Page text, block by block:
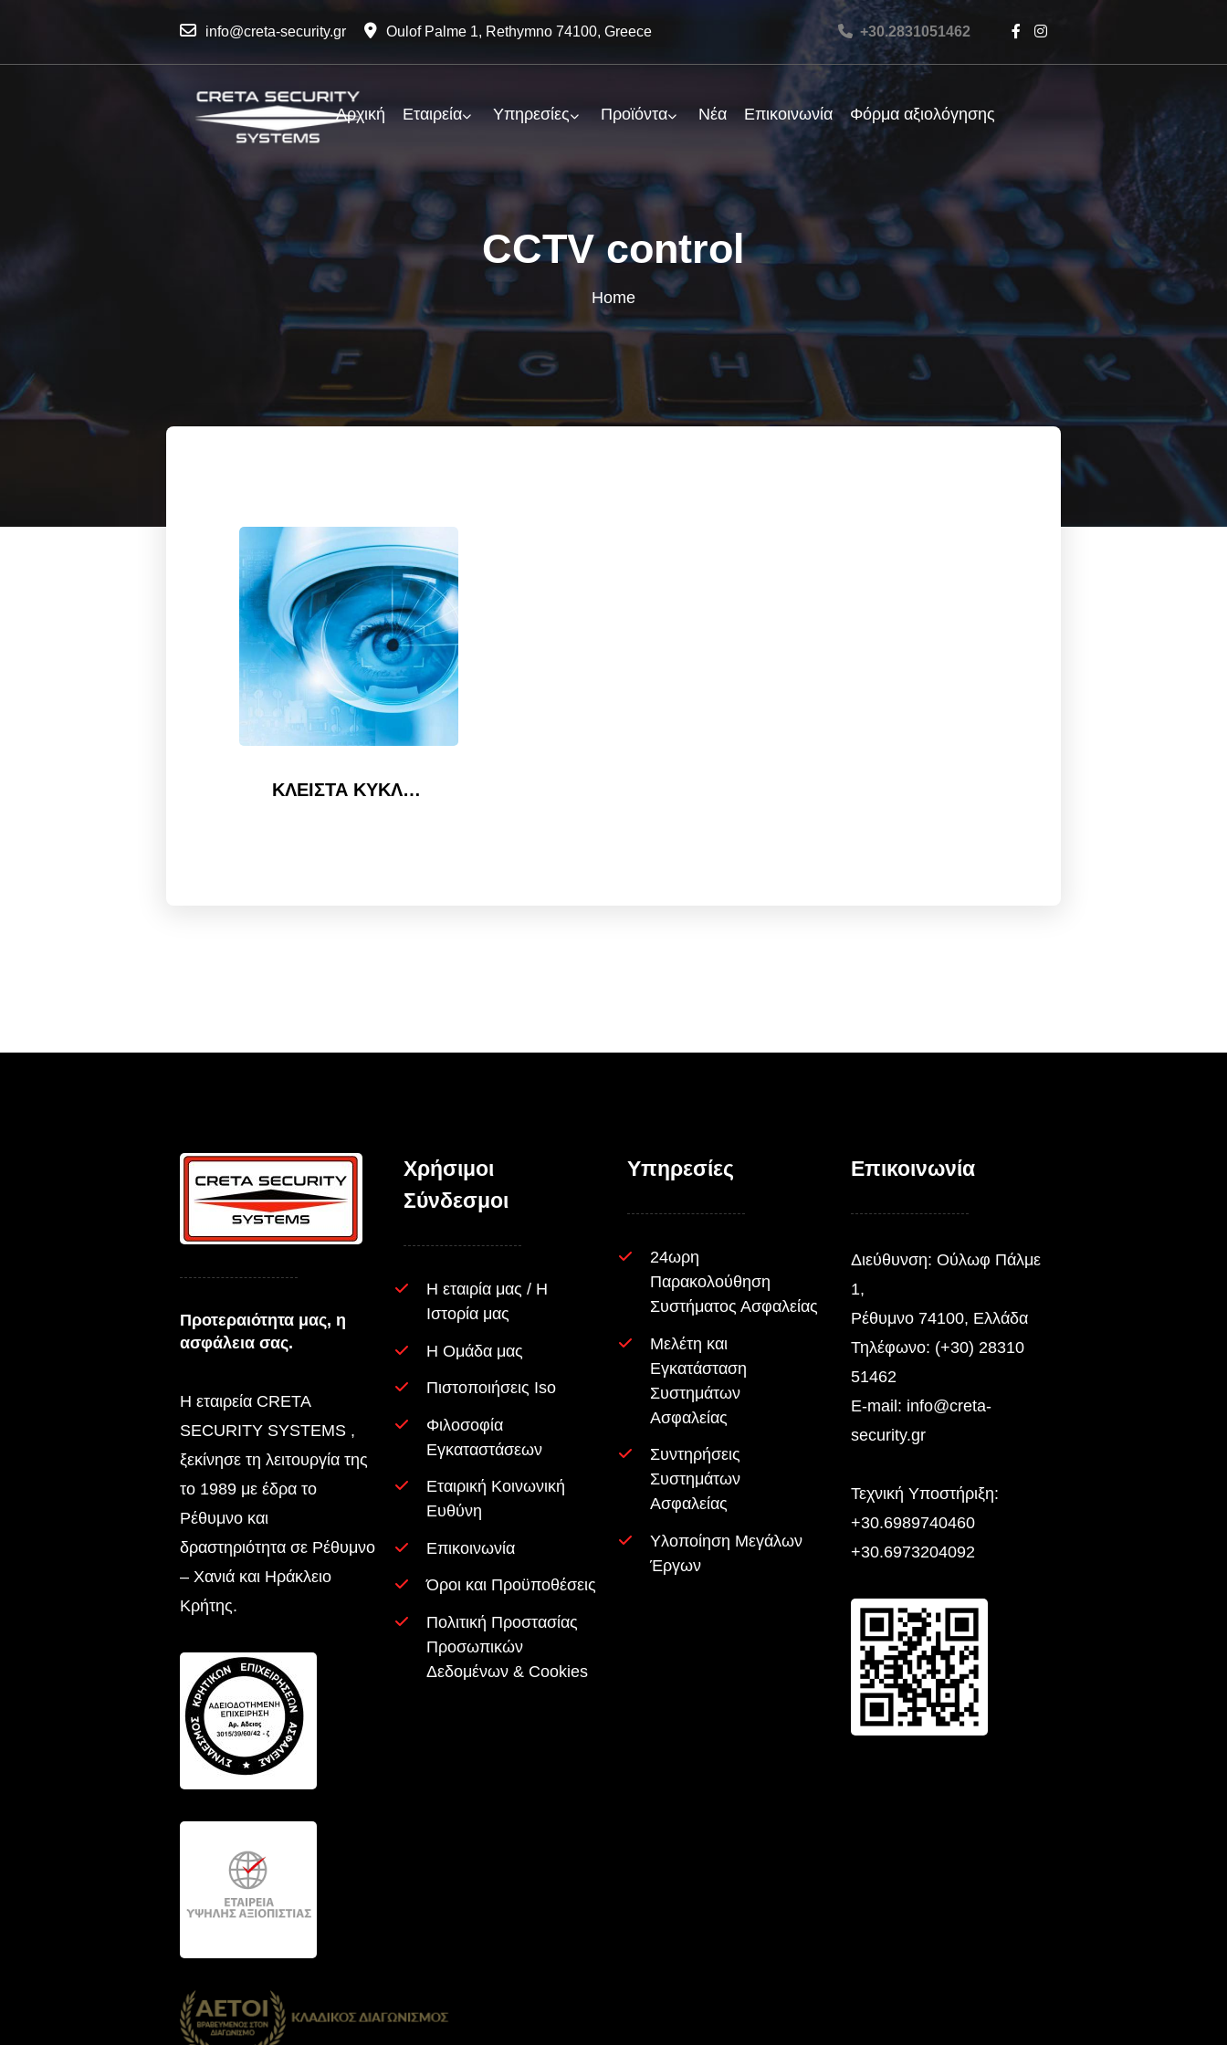
info@creta-security.gr Oulof Palme 1, Rethymno 74100, Greece +30.2831051462
Αρχική Εταιρεία Υπηρεσίες Προϊόντα Νέα Επικοινωνία Φόρμα αξιολόγησης
CCTV control
Home
ΚΛΕΙΣΤΑ ΚΥΚΛΩΜΑΤΑ ΠΑΡΑΚΟΛΟΥΘΗΣΗΣ – ΜΕΤΑΦΟΡΑ ΕΙΚΟΝΑΣ.
Προτεραιότητα μας, η
ασφάλεια σας.
Η εταιρεία CRETA
SECURITY SYSTEMS ,
ξεκίνησε τη λειτουργία της
το 1989 με έδρα το
Ρέθυμνο και
δραστηριότητα σε Ρέθυμνο
– Χανιά και Ηράκλειο
Κρήτης.
Χρήσιμοι
Σύνδεσμοι
Η εταιρία μας / Η
Ιστορία μας
Η Ομάδα μας
Πιστοποιήσεις Iso
Φιλοσοφία
Εγκαταστάσεων
Εταιρική Κοινωνική
Ευθύνη
Επικοινωνία
Όροι και Προϋποθέσεις
Πολιτική Προστασίας
Προσωπικών
Δεδομένων & Cookies
Υπηρεσίες
24ωρη
Παρακολούθηση
Συστήματος Ασφαλείας
Μελέτη και
Εγκατάσταση
Συστημάτων
Ασφαλείας
Συντηρήσεις
Συστημάτων
Ασφαλείας
Υλοποίηση Μεγάλων
Έργων
Επικοινωνία
Διεύθυνση: Ούλωφ Πάλμε
1,
Ρέθυμνο 74100, Ελλάδα
Τηλέφωνο: (+30) 28310
51462
E-mail: info@creta-
security.gr
Τεχνική Yποστήριξη:
+30.6989740460
+30.6973204092